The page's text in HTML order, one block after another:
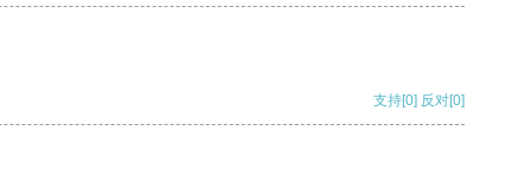
支持[0] 反对[0]